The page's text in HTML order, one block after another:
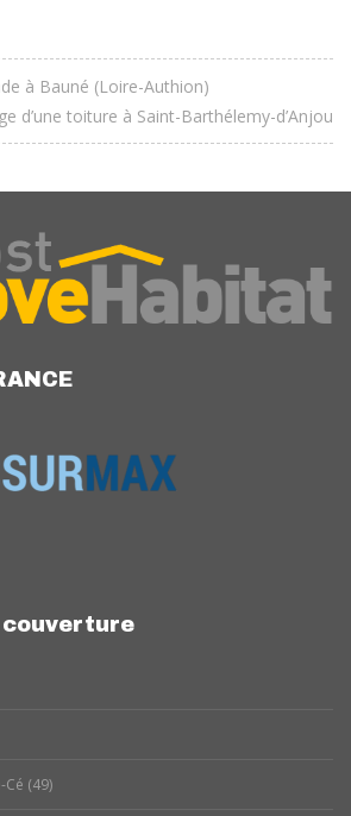
à Bauné (Loire-Authion)
d’une toiture à Saint-Barthélemy-d’Anjou
couverture
(49)